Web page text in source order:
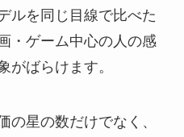
ルを同じ目線で比べた
・ゲーム中心の人の感
がばらけます。
の星の数だけでなく、